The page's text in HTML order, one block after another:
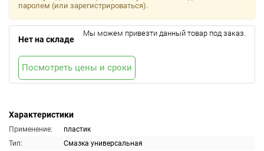
Характеристики
Применение:
пластик
Тип:
Смазка универсальная
паролем (или зарегистрироваться).
Нет на складе
Мы можем привезти данный товар под заказ.
Посмотреть цены и сроки